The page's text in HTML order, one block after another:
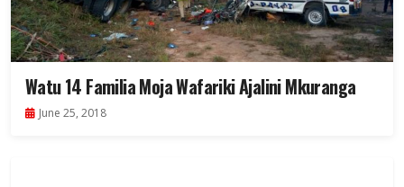
Watu 14 Familia Moja Wafariki Ajalini Mkuranga
June 25, 2018